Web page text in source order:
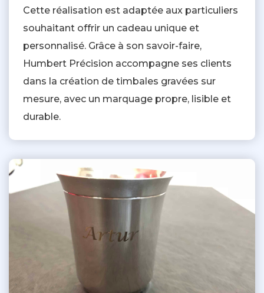
Cette réalisation est adaptée aux particuliers
souhaitant offrir un cadeau unique et
personnalisé. Grâce à son savoir-faire,
Humbert Précision accompagne ses clients
dans la création de timbales gravées sur
mesure, avec un marquage propre, lisible et
durable.